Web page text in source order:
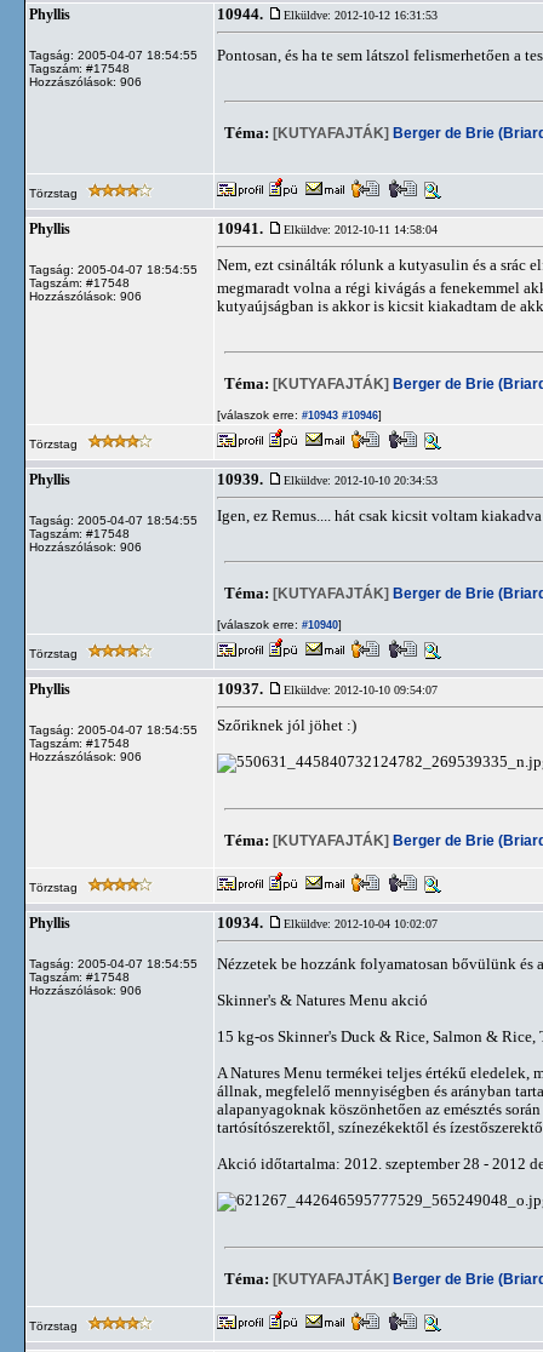
Phyllis
Tagság: 2005-04-07 18:54:55
Tagszám: #17548
Hozzászólások: 906
10944. Elküldve: 2012-10-12 16:31:53
Pontosan, és ha te sem látszol felismerhetően a
Téma: [KUTYAFAJTÁK] Berger de Brie
Törzstag
Phyllis
Tagság: 2005-04-07 18:54:55
Tagszám: #17548
Hozzászólások: 906
10941. Elküldve: 2012-10-11 14:58:04
Nem, ezt csinálták rólunk a kutyasulin és a srác
megmaradt volna a régi kivágás a fenekemmel
kutyaújságban is akkor is kicsit kiakadtam de
Téma: [KUTYAFAJTÁK] Berger de Brie
[válaszok erre: #10943 #10946]
Törzstag
Phyllis
Tagság: 2005-04-07 18:54:55
Tagszám: #17548
Hozzászólások: 906
10939. Elküldve: 2012-10-10 20:34:53
Igen, ez Remus.... hát csak kicsit voltam
Téma: [KUTYAFAJTÁK] Berger de Brie
[válaszok erre: #10940]
Törzstag
Phyllis
Tagság: 2005-04-07 18:54:55
Tagszám: #17548
Hozzászólások: 906
10937. Elküldve: 2012-10-10 09:54:07
Szőriknek jól jöhet :)
Téma: [KUTYAFAJTÁK] Berger de Brie
Törzstag
Phyllis
Tagság: 2005-04-07 18:54:55
Tagszám: #17548
Hozzászólások: 906
10934. Elküldve: 2012-10-04 10:02:07
Nézzetek be hozzánk folyamatosan bővülünk
Skinner's & Natures Menu akció
15 kg-os Skinner's Duck & Rice, Salmon &
A Natures Menu termékei teljes értékű eledelek,
állnak, megfelelő mennyiségben és arányban
alapanyagoknak köszönhetően az emésztés
tartósítószerektől, színezékektől és
Akció időtartalma: 2012. szeptember 28 - 2012
Téma: [KUTYAFAJTÁK] Berger de Brie
Törzstag